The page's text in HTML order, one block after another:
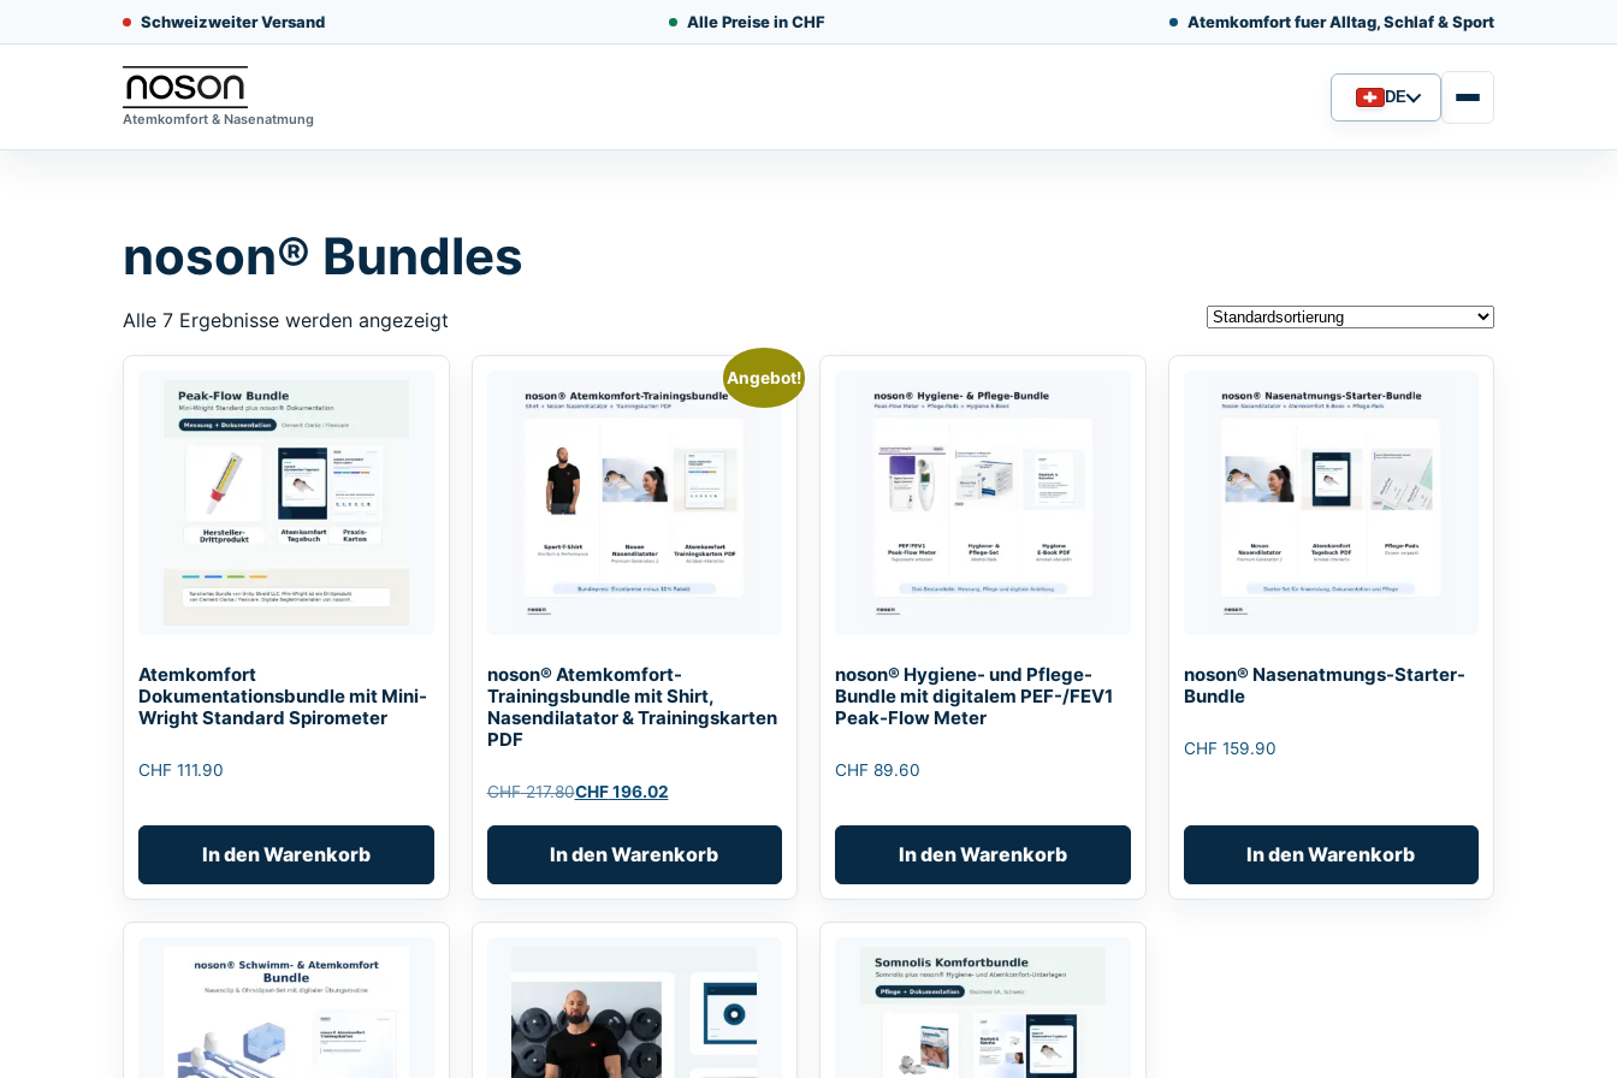
Schweizweiter Versand Alle Preise in CHF Atemkomfort fuer Alltag, Schlaf & Sport
Atemkomfort & Nasenatmung Sprache
DE
noson® Bundles
Alle 7 Ergebnisse werden angezeigt
Atemkomfort
Dokumentationsbundle mit Mini-
Wright Standard Spirometer
CHF 111.90
In den Warenkorb
Angebot!
noson® Atemkomfort-
Trainingsbundle mit Shirt,
Nasendilatator & Trainingskarten
PDF
CHF217.80
CHF 217.80
CHF196.02
CHF 196.02.
In den Warenkorb
noson® Hygiene- und Pflege-
Bundle mit digitalem PEF-/FEV1
Peak-Flow Meter
CHF 89.60
In den Warenkorb
noson® Nasenatmungs-Starter-
Bundle
CHF159.90
In den Warenkorb